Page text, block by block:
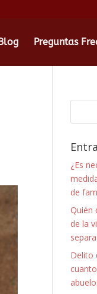
Preguntas
¿Es
de
Quién
de la
Delito